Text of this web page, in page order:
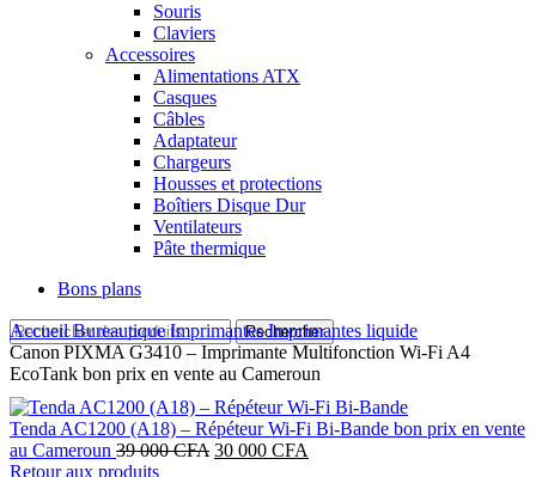
Souris
Claviers
Accessoires
Alimentations ATX
Casques
Câbles
Adaptateur
Chargeurs
Housses et protections
Boîtiers Disque Dur
Ventilateurs
Pâte thermique
Bons plans
Rechercher
AccueilBureautiqueImprimantesImprimantes liquide
Canon PIXMA G3410 – Imprimante Multifonction Wi‑Fi A4
EcoTank bon prix en vente au Cameroun
Tenda AC1200 (A18) – Répéteur Wi‑Fi Bi‑Bande bon prix en vente
au Cameroun 39 000CFA Le
30 000 CFA
Retour aux produits